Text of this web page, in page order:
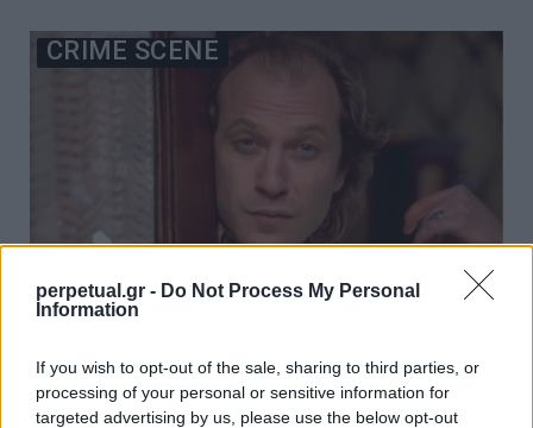
perpetual.gr - Do Not Process My Personal
Information
If you wish to opt-out of the sale, sharing to third parties, or
processing of your personal or sensitive information for
targeted advertising by us, please use the below opt-out
CRIME SCENE
Οι δολοφόνοι πίσω από την “Σιωπή των
Αμνών”